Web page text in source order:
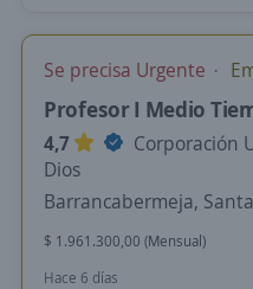
Se precisa Urgente
Profesor I Medio
4,7
Corporación
Dios
Barrancabermeja,
$ 1.961.300,00 (Mensual)
Hace 6 días